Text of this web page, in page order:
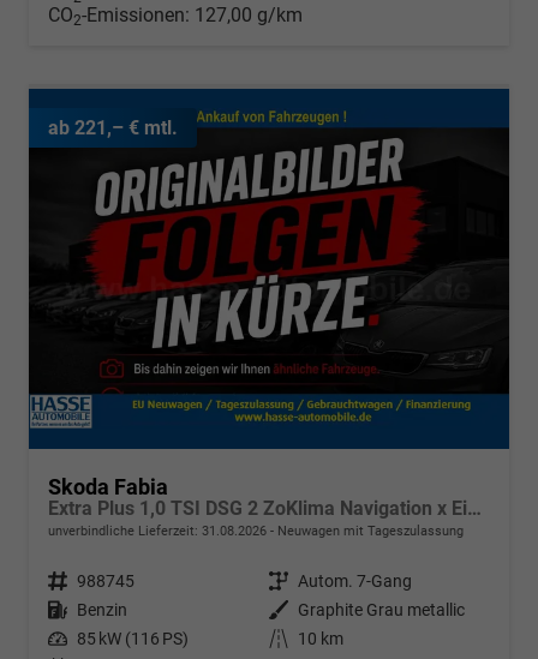
CO2-Emissionen: 127,00 g/km
ab 221,– € mtl.
Skoda Fabia
Extra Plus 1,0 TSI DSG 2 ZoKlima Navigation x Einparkhilfe Kessy beheiztes Lenkrad Sitzheizung Sunset 5J Garantie
unverbindliche Lieferzeit: 31.08.2026 Neuwagen mit Tageszulassung
Fahrzeugnr. 988745 Getriebe Autom. 7-Gang
Kraftstoff Benzin Außenfarbe
Graphite Grau metallic
Leistung 85 kW (116 PS) Kilometerstand
10 km